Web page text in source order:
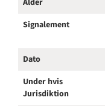
Alder
Signalement
Dato
Under hvis
Jurisdiktion